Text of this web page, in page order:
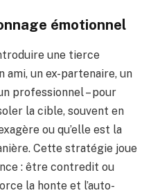
émotionnel
une tierce
ami, un ex-partenaire, un
professionnel – pour
la cible, souvent en
ou qu’elle est la
Cette stratégie joue
: être contredit ou
la honte et l’auto-